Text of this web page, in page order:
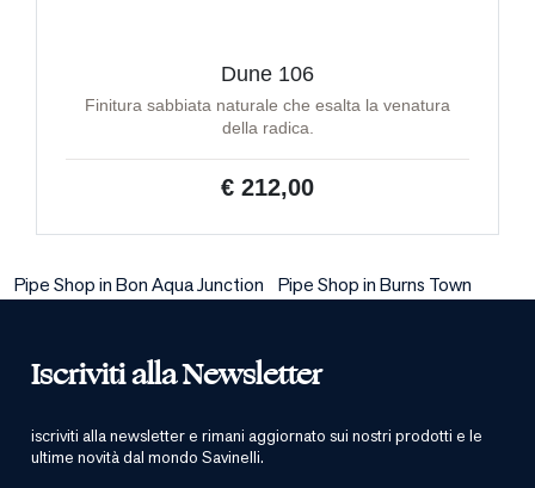
Dune 106
Finitura sabbiata naturale che esalta la venatura
della radica.
€ 212,00
Pipe Shop in Bon Aqua Junction Pipe Shop in Burns Town
Iscriviti alla Newsletter
iscriviti alla newsletter e rimani aggiornato sui nostri prodotti e le
ultime novità dal mondo Savinelli.